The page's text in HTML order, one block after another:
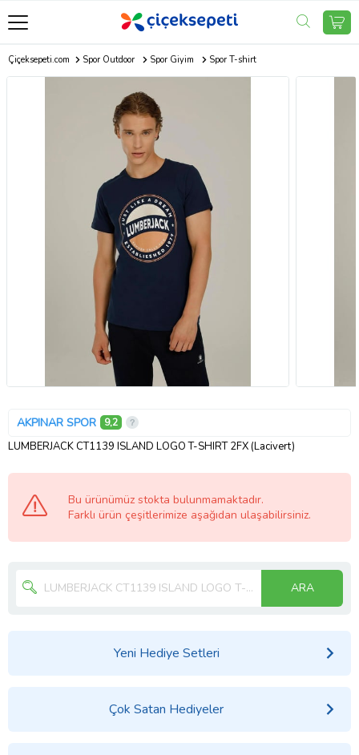
Çiçeksepeti.com Spor Outdoor Spor Giyim Spor T-shirt
AKPINAR SPOR 9,2
LUMBERJACK CT1139 ISLAND LOGO T-SHIRT 2FX (Lacivert)
Bu ürünümüz stokta bulunmamaktadır.
Farklı ürün çeşitlerimize aşağıdan ulaşabilirsiniz.
ARA
Yeni Hediye Setleri
Çok Satan Hediyeler